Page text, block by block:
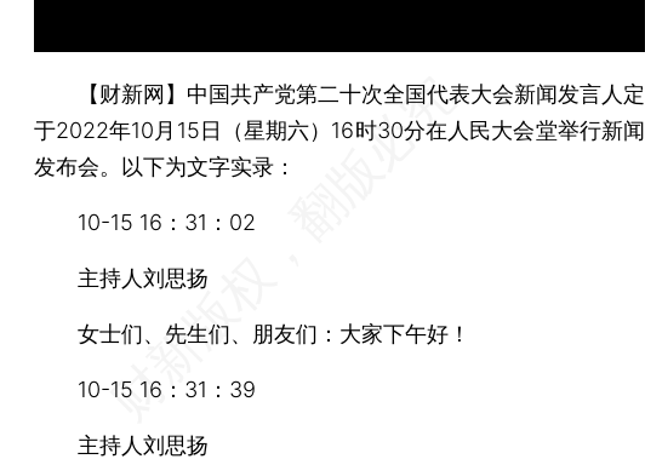
【财新网】 中国共产党第二十次全国代表大会新闻发言人定
于2022年10月15日（星期六）16时30分在人民大会堂举行新闻
发布会。以下为文字实录：
10-15 16：31：02
主持人刘思扬
女士们、先生们、朋友们：大家下午好！
10-15 16：31：39
主持人刘思扬